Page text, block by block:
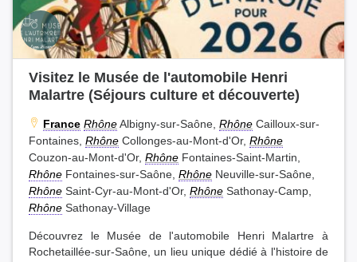
Visitez le Musée de l'automobile Henri
Malartre (Séjours culture et découverte)
France RhôneAlbigny-sur-Saône, Rhône Cailloux-sur-
Fontaines, Rhône Collonges-au-Mont-d'Or, Rhône
Couzon-au-Mont-d'Or, Rhône Fontaines-Saint-Martin,
Rhône Fontaines-sur-Saône, Rhône Neuville-sur-Saône,
Rhône Saint-Cyr-au-Mont-d'Or, Rhône Sathonay-Camp,
Rhône Sathonay-Village
Découvrez le Musée de l'automobile Henri Malartre à
Rochetaillée-sur-Saône, un lieu unique dédié à l'histoire de